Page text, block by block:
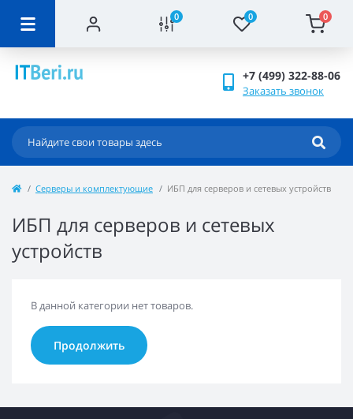
0 0 0
+7 (499) 322-88-06
Заказать звонок
Серверы и комплектующие ИБП для серверов и сетевых устройств
ИБП для серверов и сетевых
устройств
В данной категории нет товаров.
Продолжить